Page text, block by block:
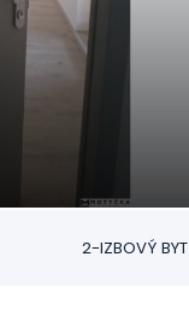
2-IZBOVÝ BYT